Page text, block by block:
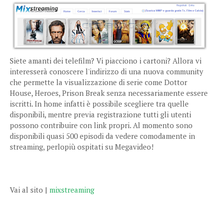
Siete amanti dei telefilm? Vi piacciono i cartoni? Allora vi
interesserà conoscere l'indirizzo di una nuova community
che permette la visualizzazione di serie come Dottor
House, Heroes, Prison Break senza necessariamente essere
iscritti. In home infatti è possibile scegliere tra quelle
disponibili, mentre previa registrazione tutti gli utenti
possono contribuire con link propri. Al momento sono
disponibili quasi 500 episodi da vedere comodamente in
streaming, perlopiù ospitati su Megavideo!
Vai al sito | mixstreaming